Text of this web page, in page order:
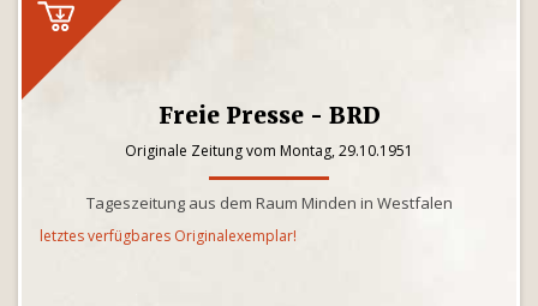
Freie Presse - BRD
Originale Zeitung vom Montag, 29.10.1951
Tageszeitung aus dem Raum Minden in Westfalen
letztes verfügbares Originalexemplar!